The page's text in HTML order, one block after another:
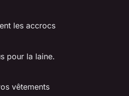
les accrocs
pour la laine.
vêtements